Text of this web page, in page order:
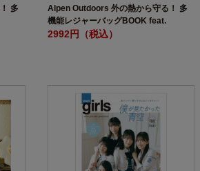
多
Alpen Outdoors 外の熱から守る！ 多
機能レジャーバッグBOOK feat.
Coleman Special Package SAND
2992円（税込）